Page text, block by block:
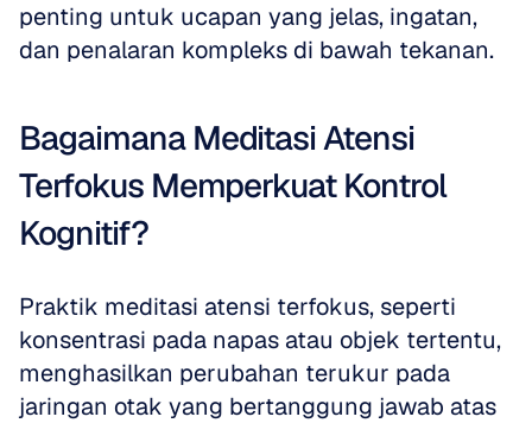
penting untuk ucapan yang jelas, ingatan,
dan penalaran kompleks di bawah tekanan.
Bagaimana Meditasi Atensi
Terfokus Memperkuat Kontrol
Kognitif?
Praktik meditasi atensi terfokus, seperti
konsentrasi pada napas atau objek tertentu,
menghasilkan perubahan terukur pada
jaringan otak yang bertanggung jawab atas